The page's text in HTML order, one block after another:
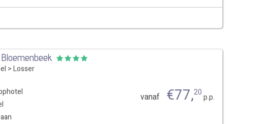
> Losser
vanaf €77,20p.p.